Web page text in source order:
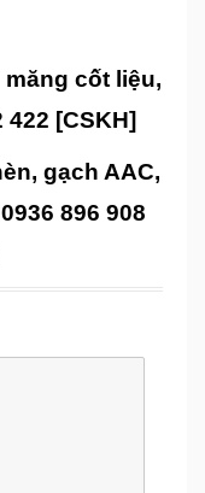
cốt liệu,
422 [CSKH]
gạch AAC,
896 908